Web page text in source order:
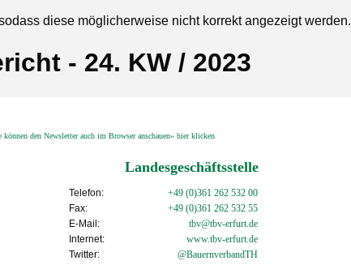
diese möglicherweise nicht korrekt angezeigt werden.
- 24. KW / 2023
den Newsletter auch im Browser anschauen» hier klicken
Landesgeschäftsstelle
Telefon:
+49 (0)361 262 532 00
Fax:
+49 (0)361 262 532 55
E-Mail:
tbv@tbv-erfurt.de
Internet:
www.tbv-erfurt.de
Twitter:
@BauernverbandTH